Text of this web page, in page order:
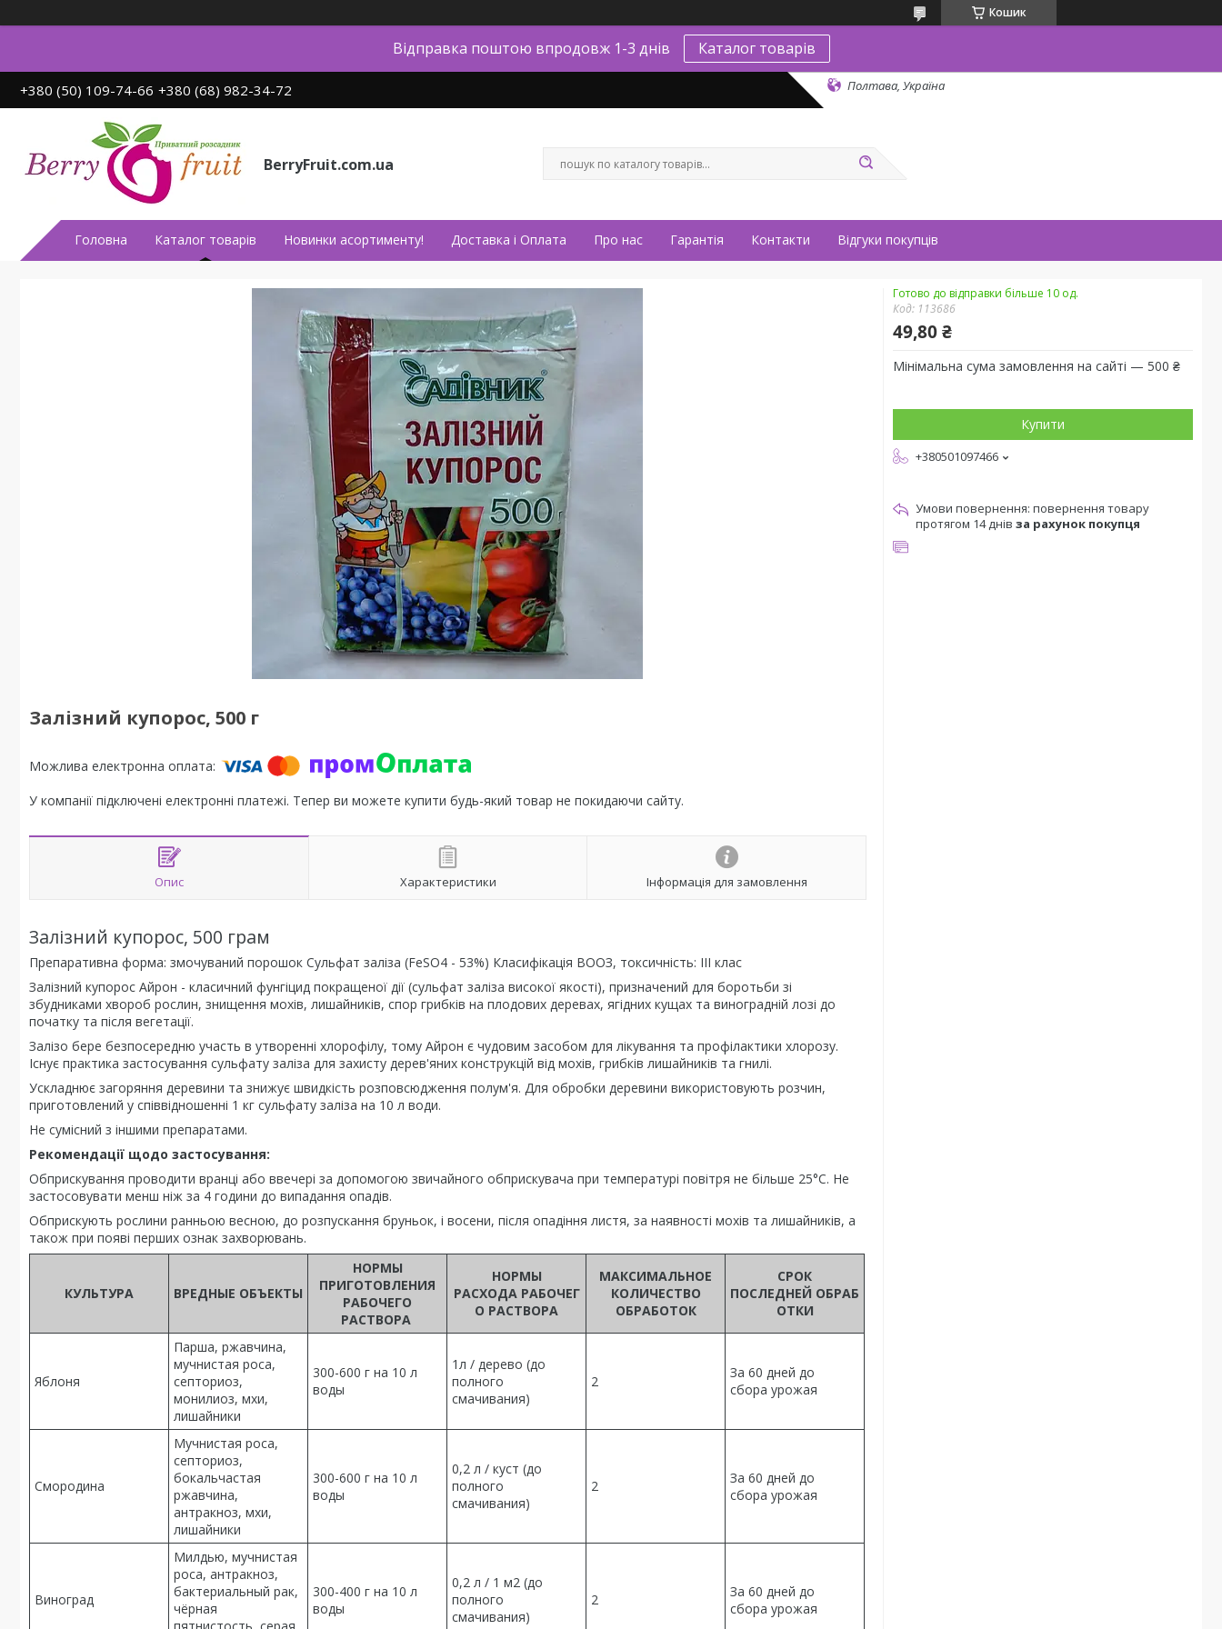
Кошик
Відправка поштою впродовж 1-3 днів Каталог товарів
+380 (50) 109-74-66 +380 (68) 982-34-72 Полтава, Україна
BerryFruit.com.ua
Головна Каталог товарів Новинки асортименту! Доставка і Оплата Про нас Гарантія Контакти Відгуки покупців
Залізний купорос, 500 г
У компанії підключені електронні платежі. Тепер ви можете купити будь-який товар не покидаючи сайту.
Опис Характеристики Інформація для замовлення
Залізний купорос, 500 грам
Препаративна форма: змочуваний порошок Сульфат заліза (FeSO4 - 53%) Класифікація ВООЗ, токсичність: III клас
Залізний купорос Айрон - класичний фунгіцид покращеної дії (сульфат заліза високої якості), призначений для боротьби зі
збудниками хвороб рослин, знищення мохів, лишайників, спор грибків на плодових деревах, ягідних кущах та виноградній лозі до
початку та після вегетації.
Залізо бере безпосередню участь в утворенні хлорофілу, тому Айрон є чудовим засобом для лікування та профілактики хлорозу.
Існує практика застосування сульфату заліза для захисту дерев'яних конструкцій від мохів, грибків лишайників та гнилі.
Ускладнює загоряння деревини та знижує швидкість розповсюдження полум'я. Для обробки деревини використовують розчин,
приготовлений у співвідношенні 1 кг сульфату заліза на 10 л води.
Не сумісний з іншими препаратами.
Рекомендації щодо застосування:
Обприскування проводити вранці або ввечері за допомогою звичайного обприскувача при температурі повітря не більше 25°С. Не
застосовувати менш ніж за 4 години до випадання опадів.
Обприскують рослини ранньою весною, до розпускання бруньок, і восени, після опадіння листя, за наявності мохів та лишайників, а
також при появі перших ознак захворювань.
КУЛЬТУРА ВРЕДНЫЕ ОБЪЕКТЫ
НОРМЫ
ПРИГОТОВЛЕНИЯ
РАБОЧЕГО
РАСТВОРА
НОРМЫ
РАСХОДА РАБОЧЕГ
О РАСТВОРА
МАКСИМАЛЬНОЕ
КОЛИЧЕСТВО
ОБРАБОТОК
СРОК
ПОСЛЕДНЕЙ ОБРАБ
ОТКИ
Яблоня
Парша, ржавчина,
мучнистая роса,
септориоз,
монилиоз, мхи,
лишайники
300-600 г на 10 л
воды
1л / дерево (до
полного
смачивания)
2
За 60 дней до
сбора урожая
Смородина
Мучнистая роса,
септориоз,
бокальчастая
ржавчина,
антракноз, мхи,
лишайники
300-600 г на 10 л
воды
0,2 л / куст (до
полного
смачивания)
2
За 60 дней до
сбора урожая
Виноград
Милдью, мучнистая
роса, антракноз,
бактериальный рак,
чёрная
300-400 г на 10 л
воды
0,2 л / 1 м2 (до
полного
смачивания)
2
За 60 дней до
сбора урожая
Готово до відправки більше 10 од.
Код: 113686
49,80 ₴
Мінімальна сума замовлення на сайті — 500 ₴
Купити
+380501097466
повернення товару
протягом 14 днів за рахунок покупця